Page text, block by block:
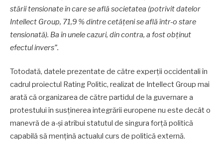
stării tensionate în care se află societatea (potrivit datelor
Intellect Group, 71,9 % dintre cetățeni se află într-o stare
tensionată). Ba în unele cazuri, din contra, a fost obținut
efectul invers”.
Totodată, datele prezentate de către experții occidentali în
cadrul proiectul Rating Politic, realizat de Intellect Group mai
arată că organizarea de către partidul de la guvernare a
protestului în susținerea integrării europene nu este decât o
manevră de a-și atribui statutul de singura forță politică
capabilă să mențină actualul curs de politică externă.